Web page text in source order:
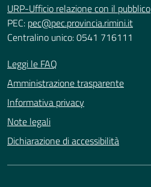
URP-Ufficio relazione con il pubblico
PEC: pec@pec.provincia.rimini.it
Centralino unico: 0541 716111
Leggi le FAQ
Amministrazione trasparente
Informativa privacy
Note legali
Dichiarazione di accessibilità